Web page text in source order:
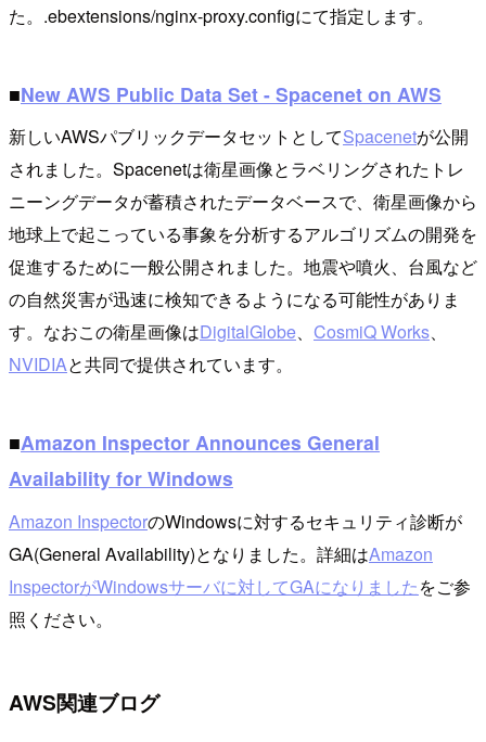
た。.ebextensions/nginx-proxy.configにて指定します。
■New AWS Public Data Set - Spacenet on AWS
新しいAWSパブリックデータセットとしてSpacenetが公開
されました。Spacenetは衛星画像とラベリングされたトレ
ニーングデータが蓄積されたデータベースで、衛星画像から
地球上で起こっている事象を分析するアルゴリズムの開発を
促進するために一般公開されました。地震や噴火、台風など
の自然災害が迅速に検知できるようになる可能性がありま
す。なおこの衛星画像はDigitalGlobe、 CosmiQ Works、
NVIDIAと共同で提供されています。
■Amazon Inspector Announces General
Availability for Windows
Amazon InspectorのWindowsに対するセキュリティ診断が
GA(General Availability)となりました。詳細はAmazon
InspectorがWindowsサーバに対してGAになりましたをご参
照ください。
AWS関連ブログ